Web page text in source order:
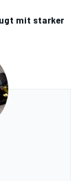
mit starker